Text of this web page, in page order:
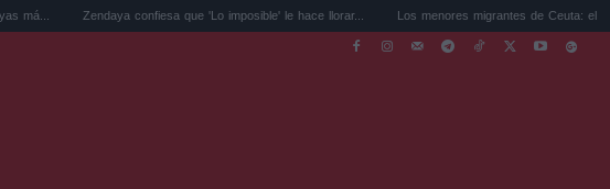
Zendaya confiesa que 'Lo imposible' le hace llorar... Los menores migrantes de Ceuta: el Gobierno pide